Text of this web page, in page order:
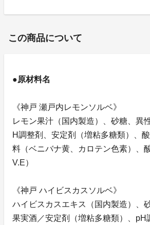
この商品について
●原材料名
《神戸 瀬戸内レモンソルベ》
レモン果汁（国内製造）、砂糖、異
H調整剤、安定剤（増粘多糖類）、
料（ベニバナ黄、カロテン色素）、
V.E）
《神戸 ハイビスカスソルベ》
ハイビスカスエキス（国内製造）、
果実酒／安定剤（増粘多糖類）、pH